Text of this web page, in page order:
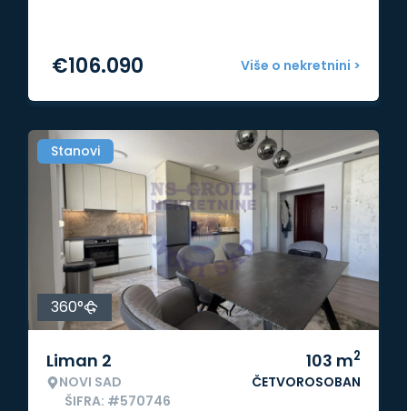
Više o nekretnini >
€106.090
Stanovi
360°
Liman 2
NOVI SAD
ŠIFRA: #570746
103 m2
ČETVOROSOBAN